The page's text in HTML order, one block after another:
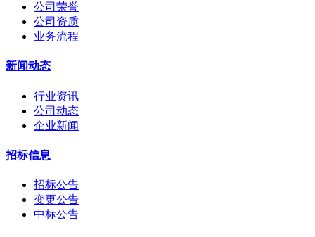
公司荣誉
公司资质
业务流程
新闻动态
行业资讯
公司动态
企业新闻
招标信息
招标公告
变更公告
中标公告